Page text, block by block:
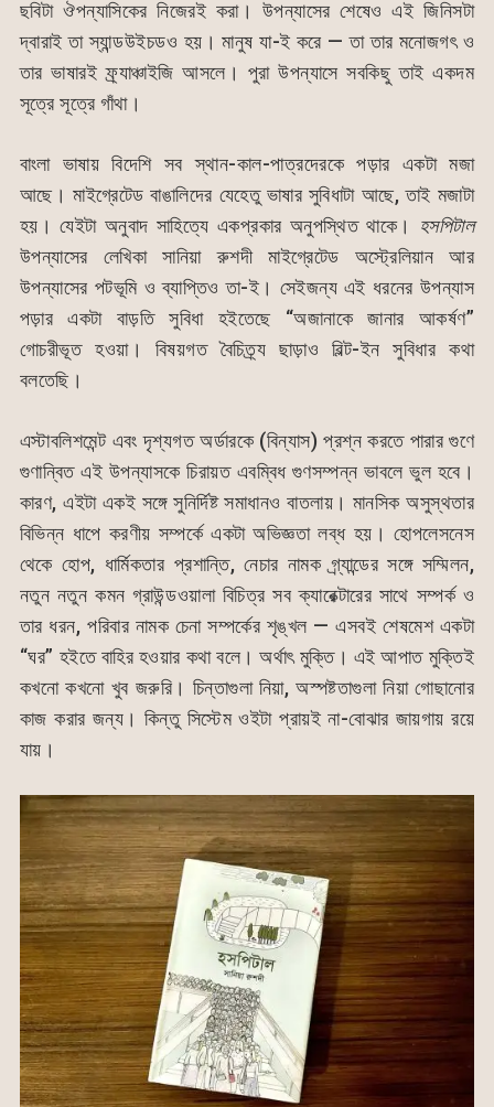
ছবিটা ঔপন্যাসিকের নিজেরই করা। উপন্যাসের শেষেও এই জিনিসটা
দ্বারাই তা স্যান্ডউইচডও হয়। মানুষ যা-ই করে — তা তার মনোজগৎ ও
তার ভাষারই ফ্র্যাঞ্চাইজি আসলে। পুরা উপন্যাসে সবকিছু তাই একদম
সূত্রে সূত্রে গাঁথা।
বাংলা ভাষায় বিদেশি সব স্থান-কাল-পাত্রদেরকে পড়ার একটা মজা
আছে। মাইগ্রেটেড বাঙালিদের যেহেতু ভাষার সুবিধাটা আছে, তাই মজাটা
হয়। যেইটা অনুবাদ সাহিত্যে একপ্রকার অনুপস্থিত থাকে।
হসপিটাল
উপন্যাসের লেখিকা সানিয়া রুশদী মাইগ্রেটেড অস্ট্রেলিয়ান আর
উপন্যাসের পটভূমি ও ব্যাপ্তিও তা-ই। সেইজন্য এই ধরনের উপন্যাস
পড়ার একটা বাড়তি সুবিধা হইতেছে “অজানাকে জানার আকর্ষণ”
গোচরীভূত হওয়া। বিষয়গত বৈচিত্র্য ছাড়াও বিল্ট-ইন সুবিধার কথা
বলতেছি।
এস্টাবলিশমেন্ট এবং দৃশ্যগত অর্ডারকে (বিন্যাস) প্রশ্ন করতে পারার গুণে
গুণান্বিত এই উপন্যাসকে চিরায়ত এবম্বিধ গুণসম্পন্ন ভাবলে ভুল হবে।
কারণ, এইটা একই সঙ্গে সুনির্দিষ্ট সমাধানও বাতলায়। মানসিক অসুস্থতার
বিভিন্ন ধাপে করণীয় সম্পর্কে একটা অভিজ্ঞতা লব্ধ হয়। হোপলেসনেস
থেকে হোপ, ধার্মিকতার প্রশান্তি, নেচার নামক গ্র্যান্ডের সঙ্গে সম্মিলন,
নতুন নতুন কমন গ্রাউন্ডওয়ালা বিচিত্র সব ক্যারেক্টারের সাথে সম্পর্ক ও
তার ধরন, পরিবার নামক চেনা সম্পর্কের শৃঙ্খল — এসবই শেষমেশ একটা
“ঘর” হইতে বাহির হওয়ার কথা বলে। অর্থাৎ মুক্তি। এই আপাত মুক্তিই
কখনো কখনো খুব জরুরি। চিন্তাগুলা নিয়া, অস্পষ্টতাগুলা নিয়া গোছানোর
কাজ করার জন্য। কিন্তু সিস্টেম ওইটা প্রায়ই না-বোঝার জায়গায় রয়ে
যায়।